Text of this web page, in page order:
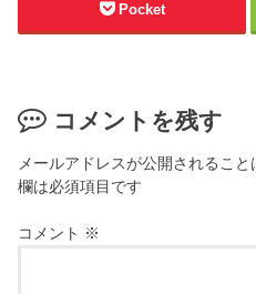
Pocket
コメントを残す
メールアドレスが公開されること
欄は必須項目です
コメント ※